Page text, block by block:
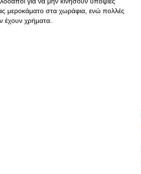
μεροκάματο στα χωράφια, ενώ πολλές
έχουν χρήματα.